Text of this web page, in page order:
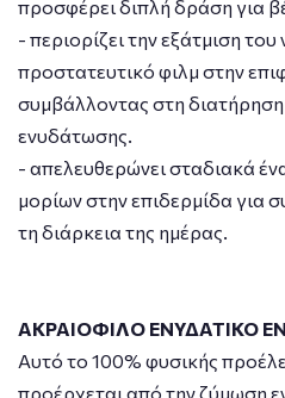
προσφέρει διπλή δράση για
- περιορίζει την εξάτμιση
προστατευτικό φιλμ στην
συμβάλλοντας στη διατήρηση
ενυδάτωσης.
- απελευθερώνει σταδιακά
μορίων στην επιδερμίδα για
τη διάρκεια της ημέρας.
ΑΚΡΑΙΟΦΙΛΟ ΕΝΥΔΑΤΙΚΟ
Αυτό το 100% φυσικής
προέρχεται από την ζύμωση